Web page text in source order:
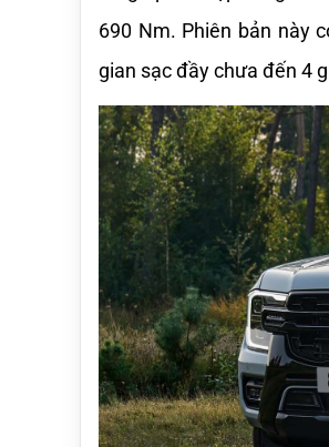
690 Nm. Phiên bản này
gian sạc đầy chưa đến 4